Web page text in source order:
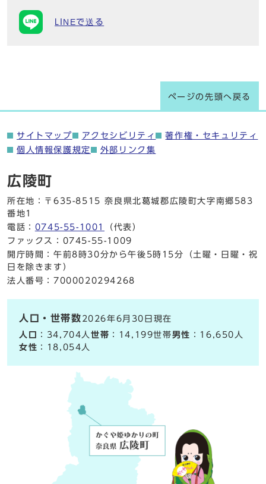
LINEで送る
ページの先頭へ戻る
サイトマップ アクセシビリティ
著作権・セキュリティ
個人情報保護規定
外部リンク集
広陵町
所在地：〒635-8515 奈良県北葛城郡広陵町大字南郷583
番地1
電話： 0745-55-1001
（代表）
ファックス：0745-55-1009
開庁時間：午前8時30分から午後5時15分（土曜・日曜・祝
日を除きます）
法人番号：7000020294268
人口・世帯数 2026年6月30日現在
人口
：34,704人世帯 ：14,199世帯男性 ：16,650人
女性 ：18,054人